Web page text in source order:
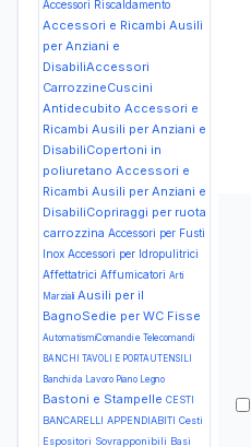
Accessori Riscaldamento
Accessori e Ricambi Ausili
per Anziani e
DisabiliAccessori
CarrozzineCuscini
Antidecubito Accessori e
Ricambi Ausili per Anziani e
DisabiliCopertoni in
poliuretano Accessori e
Ricambi Ausili per Anziani e
DisabiliCopriraggi per ruota
carrozzina Accessori per Fusti
Inox Accessori per Idropulitrici
Affettatrici Affumicatori Arti
Marziali Ausili per il
BagnoSedie per WC Fisse
AutomatismiComandi e Telecomandi
BANCHI TAVOLI E PORTAUTENSILI
Banchi da Lavoro Piano Legno
Bastoni e Stampelle CESTI
BANCARELLI APPENDIABITI Cesti
Espositori Sovrapponibili Basi